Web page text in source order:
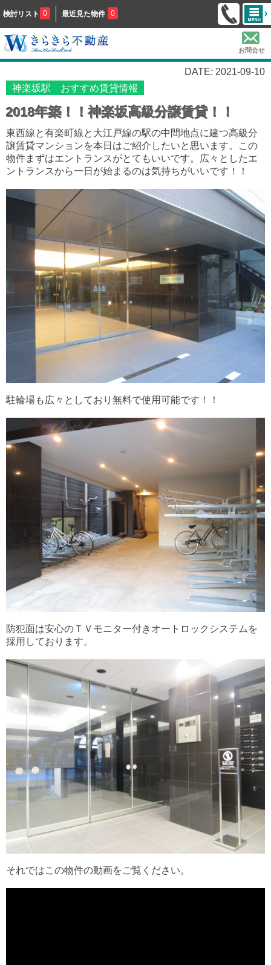
検討リスト 0 最近見た物件 0
お問合せ
DATE: 2021-09-10
神楽坂駅 おすすめ賃貸情報
2018年築！！神楽坂高級分譲賃貸！！
東西線と有楽町線と大江戸線の駅の中間地点に建つ高級分
譲賃貸マンションを本日はご紹介したいと思います。この
物件まずはエントランスがとてもいいです。広々としたエ
ントランスから一日が始まるのは気持ちがいいです！！
駐輪場も広々としており無料で使用可能です！！
防犯面は安心のＴＶモニター付きオートロックシステムを
採用しております。
それではこの物件の動画をご覧ください。